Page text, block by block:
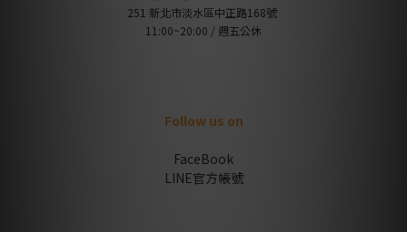
251 新北市淡水區中正路168號
11:00~20:00 / 週五公休
Follow us on
FaceBook
LINE官方帳號